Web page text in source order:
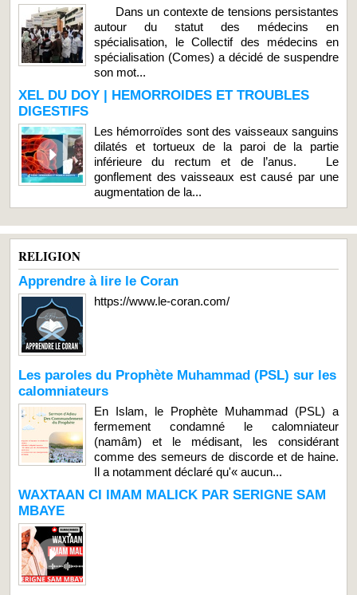
Dans un contexte de tensions persistantes
autour du statut des médecins en
spécialisation, le Collectif des médecins en
spécialisation (Comes) a décidé de suspendre
son mot...
XEL DU DOY | HEMORROIDES ET TROUBLES
DIGESTIFS
Les hémorroïdes sont des vaisseaux sanguins
dilatés et tortueux de la paroi de la partie
inférieure du rectum et de l’anus. Le
gonflement des vaisseaux est causé par une
augmentation de la...
RELIGION
Apprendre à lire le Coran
https://www.le-coran.com/
Les paroles du Prophète Muhammad (PSL) sur les
calomniateurs
En Islam, le Prophète Muhammad (PSL) a
fermement condamné le calomniateur
(namâm) et le médisant, les considérant
comme des semeurs de discorde et de haine.
Il a notamment déclaré qu'« aucun...
WAXTAAN CI IMAM MALICK PAR SERIGNE SAM
MBAYE